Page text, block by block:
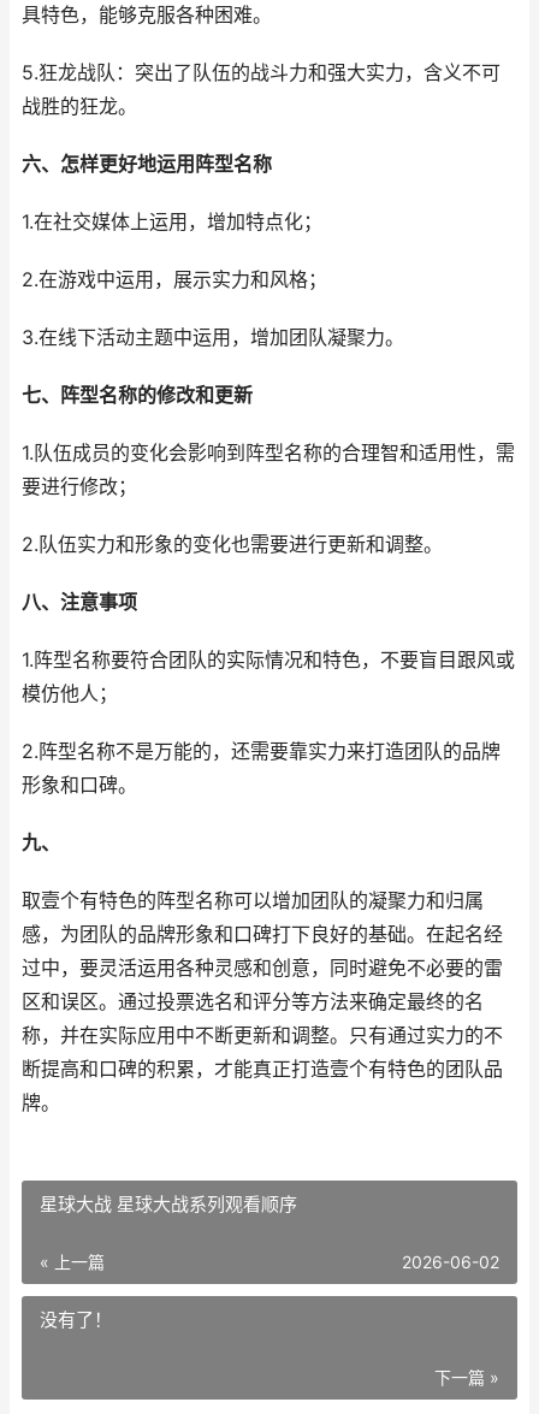
具特色，能够克服各种困难。
5.狂龙战队：突出了队伍的战斗力和强大实力，含义不可
战胜的狂龙。
六、怎样更好地运用阵型名称
1.在社交媒体上运用，增加特点化；
2.在游戏中运用，展示实力和风格；
3.在线下活动主题中运用，增加团队凝聚力。
七、阵型名称的修改和更新
1.队伍成员的变化会影响到阵型名称的合理智和适用性，需
要进行修改；
2.队伍实力和形象的变化也需要进行更新和调整。
八、注意事项
1.阵型名称要符合团队的实际情况和特色，不要盲目跟风或
模仿他人；
2.阵型名称不是万能的，还需要靠实力来打造团队的品牌
形象和口碑。
九、
取壹个有特色的阵型名称可以增加团队的凝聚力和归属
感，为团队的品牌形象和口碑打下良好的基础。在起名经
过中，要灵活运用各种灵感和创意，同时避免不必要的雷
区和误区。通过投票选名和评分等方法来确定最终的名
称，并在实际应用中不断更新和调整。只有通过实力的不
断提高和口碑的积累，才能真正打造壹个有特色的团队品
牌。
星球大战 星球大战系列观看顺序
« 上一篇 2026-06-02
没有了！
下一篇 »